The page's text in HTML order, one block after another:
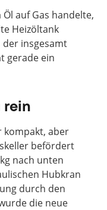
auf Gas handelte,
Heizöltank
insgesamt
gerade ein
rein
kompakt, aber
befördert
nach unten
Hubkran
durch den
die neue